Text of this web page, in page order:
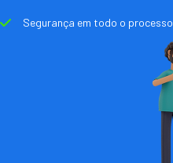
Segurança em todo o processo